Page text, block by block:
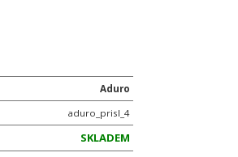
Aduro
aduro_prisl_4
SKLADEM